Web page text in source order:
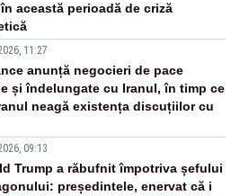
această perioadă de criză
11:27
anunță negocieri de pace
și îndelungate cu Iranul, în timp ce
neagă existența discuțiilor cu
09:13
Trump a răbufnit împotriva șefului
președintele, enervat că i